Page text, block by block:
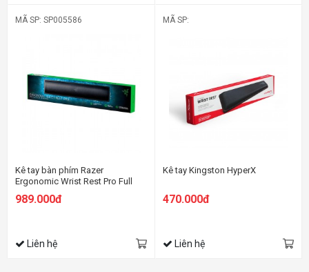
MÃ SP: SP005586
Kê tay bàn phím Razer
Ergonomic Wrist Rest Pro Full
989.000đ
Liên hệ
MÃ SP:
Kê tay Kingston HyperX
470.000đ
Liên hệ